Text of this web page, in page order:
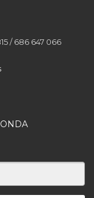
/ 686 647 066